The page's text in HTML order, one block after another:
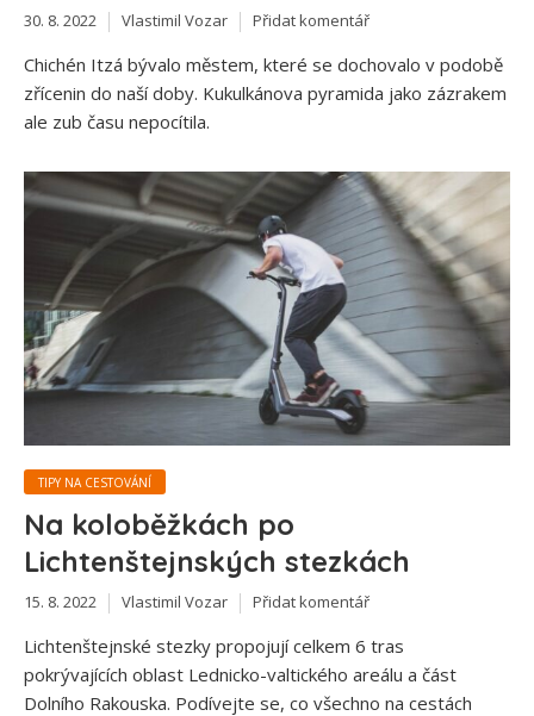
30. 8. 2022 Vlastimil Vozar Přidat komentář
Chichén Itzá bývalo městem, které se dochovalo v podobě
zřícenin do naší doby. Kukulkánova pyramida jako zázrakem
ale zub času nepocítila.
TIPY NA CESTOVÁNÍ
Na koloběžkách po
Lichtenštejnských stezkách
15. 8. 2022 Vlastimil Vozar Přidat komentář
Lichtenštejnské stezky propojují celkem 6 tras
pokrývajících oblast Lednicko-valtického areálu a část
Dolního Rakouska. Podívejte se, co všechno na cestách